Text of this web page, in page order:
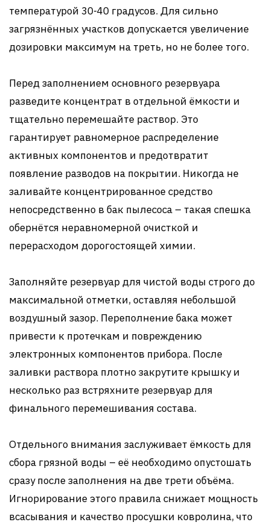
температурой 30-40 градусов. Для сильно
загрязнённых участков допускается увеличение
дозировки максимум на треть, но не более того.
Перед заполнением основного резервуара
разведите концентрат в отдельной ёмкости и
тщательно перемешайте раствор. Это
гарантирует равномерное распределение
активных компонентов и предотвратит
появление разводов на покрытии. Никогда не
заливайте концентрированное средство
непосредственно в бак пылесоса – такая спешка
обернётся неравномерной очисткой и
перерасходом дорогостоящей химии.
Заполняйте резервуар для чистой воды строго до
максимальной отметки, оставляя небольшой
воздушный зазор. Переполнение бака может
привести к протечкам и повреждению
электронных компонентов прибора. После
заливки раствора плотно закрутите крышку и
несколько раз встряхните резервуар для
финального перемешивания состава.
Отдельного внимания заслуживает ёмкость для
сбора грязной воды – её необходимо опустошать
сразу после заполнения на две трети объёма.
Игнорирование этого правила снижает мощность
всасывания и качество просушки ковролина, что